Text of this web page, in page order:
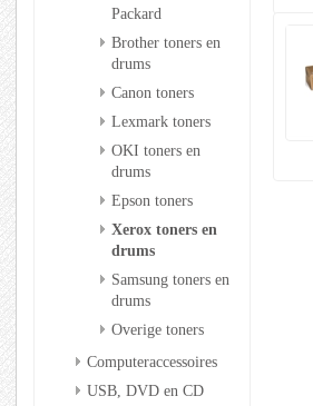
Packard
Brother toners en
drums
Canon toners
Lexmark toners
OKI toners en
drums
Epson toners
Xerox toners en
drums
Samsung toners en
drums
Overige toners
Computeraccessoires
USB, DVD en CD